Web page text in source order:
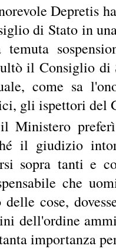
Depretis
di Stato in
temuta
il Consiglio di
come sa
gli ispettori del
Ministero
il giudizio
sopra tanti e
che
delle cose,
dell'ordine
importanza